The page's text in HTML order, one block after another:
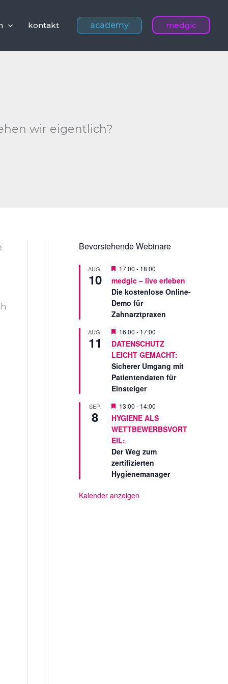
kontakt academy medgic
wir eigentlich?
Bevorstehende Webinare
AUG.
10
V
r
g
e
s
t
l
l
17:00 - 18:00
medgic – live erleben
Die kostenlose Online-
Demo für
Zahnarztpraxen
AUG.
11
V
o
r
g
e
s
t
e
l
16:00 - 17:00
DATENSCHUTZ
LEICHT GEMACHT:
Sicherer Umgang mit
Patientendaten für
Einsteiger
SEP.
8
V
o
r
g
e
s
t
e
l
13:00 - 14:00
HYGIENE ALS
WETTBEWERBSVORT
EIL:
Der Weg zum
zertifizierten
Hygienemanager
Kalender anzeigen